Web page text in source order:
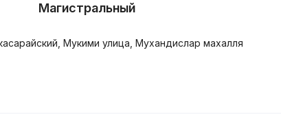
Магистральный
Мукими улица, Мухандислар махалля